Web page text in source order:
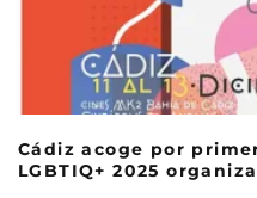
Cádiz acoge por
LGBTIQ+ 2025